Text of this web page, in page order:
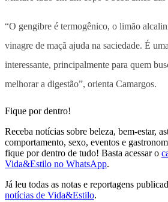
“O gengibre é termogênico, o limão
vinagre de maçã ajuda na saciedade. É
interessante, principalmente para quem
melhorar a digestão”, orienta Camargos.
Fique por dentro!
Receba notícias sobre beleza, bem-estar,
comportamento, sexo, eventos e
fique por dentro de tudo! Basta acessar o
Vida&Estilo no WhatsApp.
Já leu todas as notas e reportagens
notícias de Vida&Estilo.